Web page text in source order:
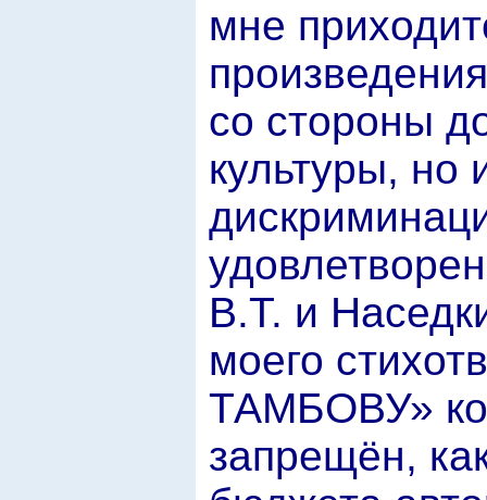
мне
со стороны
культуры, но
В.Т. и
моего
ТАМБОВУ»
запрещён,